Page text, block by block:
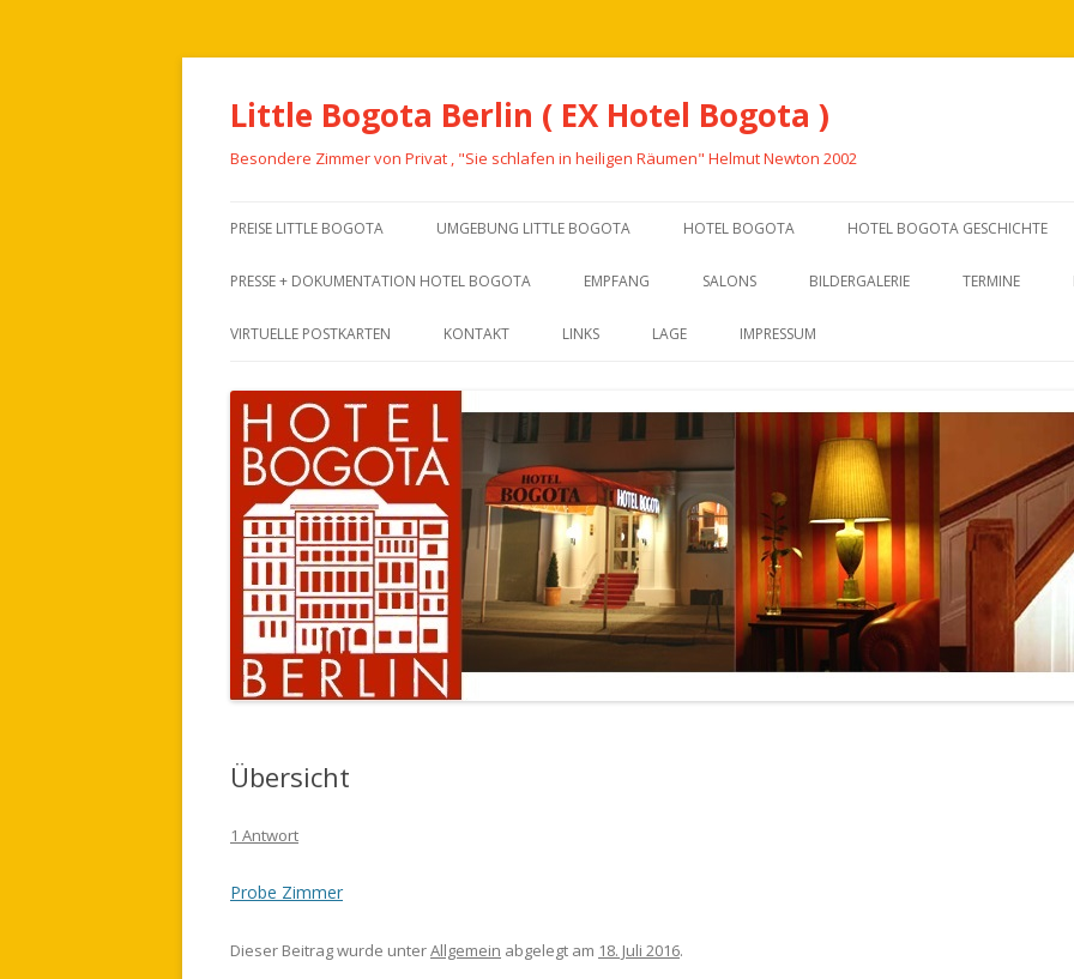
Little Bogota Berlin ( EX Hotel Bogota )
Besondere Zimmer von Privat , "Sie schlafen in heiligen Räumen" Helmut Newton 2002
PREISE LITTLE BOGOTA UMGEBUNG LITTLE BOGOTA HOTEL BOGOTA HOTEL BOGOTA GESCHICHTE
PRESSE + DOKUMENTATION HOTEL BOGOTA EMPFANG SALONS BILDERGALERIE TERMINE
VIRTUELLE POSTKARTEN KONTAKT LINKS LAGE IMPRESSUM
Übersicht
1 Antwort
Probe Zimmer
Dieser Beitrag wurde unterAllgemein abgelegt am 18. Juli 2016.